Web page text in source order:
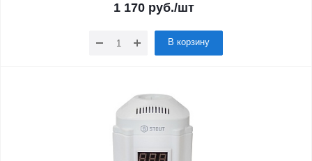
1 170руб./шт
В корзину